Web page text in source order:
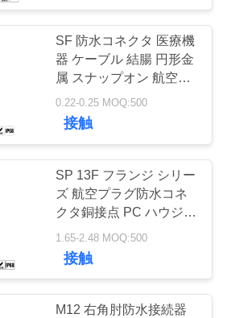
ーブル コ
96
ネルの台紙
ター
49
SF 防水コネクタ 医療機
器 ケーブル 結腸 円形金
属 スナップオン 航空プ
ラグ
0.22-0.25 MOQ:500
接触
SP 13F フランジ シ​​リー
ズ 航空プラグ防水コネ
クタ銅接点 PC ハウジン
グ IP68 定格
1.65-2.48 MOQ:500
接触
M12 右角肘防水接続器